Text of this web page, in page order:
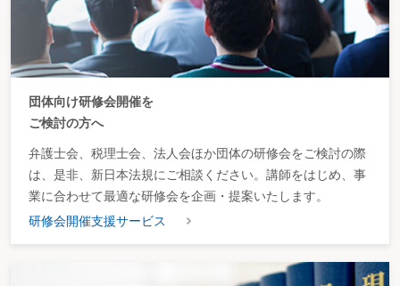
団体向け研修会開催を
ご検討の方へ
弁護士会、税理士会、法人会ほか団体の研修会をご検討の際
は、是非、新日本法規にご相談ください。講師をはじめ、事
業に合わせて最適な研修会を企画・提案いたします。
研修会開催支援サービス